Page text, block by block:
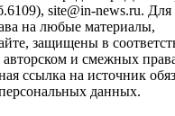
site@in-news.ru. Для
на любые материалы,
защищены в
авторском и смежных
ссылка на источник
данных.